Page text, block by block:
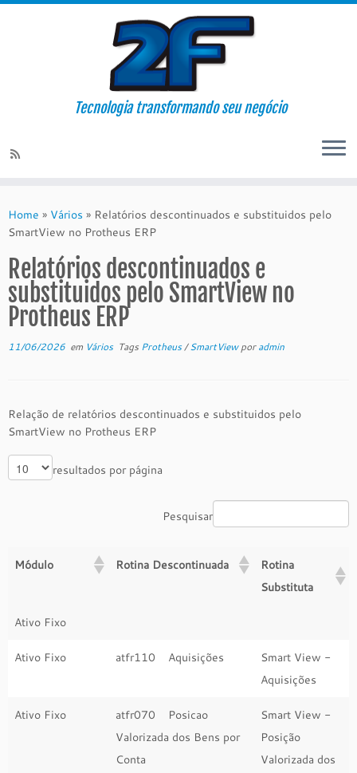
content
Tecnologia transformando seu negócio
Home » Vários » Relatórios descontinuados e substituidos pelo
SmartView no Protheus ERP
Relatórios descontinuados e
substituidos pelo SmartView no
Protheus ERP
11/06/2026 em Vários Tags Protheus/SmartViewporadmin
Relação de relatórios descontinuados e substituidos pelo
SmartView no Protheus ERP
resultados por página
Pesquisar
Módulo Rotina Descontinuada
Rotina
Substituta
Ativo Fixo
Ativo Fixo atfr110 Aquisições
Smart View -
Aquisições
Ativo Fixo
atfr070 Posicao
Valorizada dos Bens por
Conta
Smart View -
Posição
Valorizada dos